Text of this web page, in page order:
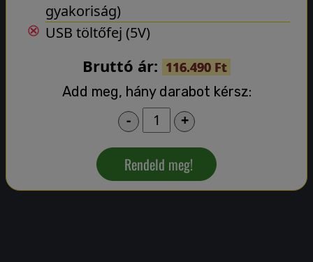
gyakoriság)
USB töltőfej (5V)
Bruttó ár: 116.490 Ft
Add meg, hány darabot kérsz:
- +
Rendeld meg!